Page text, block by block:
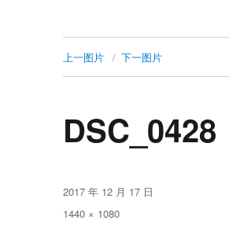
上一图片 下一图片
DSC_0428
发
布
2017 年 12 月 17 日
原
1440 × 1080